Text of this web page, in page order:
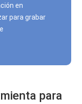
en
para grabar
para